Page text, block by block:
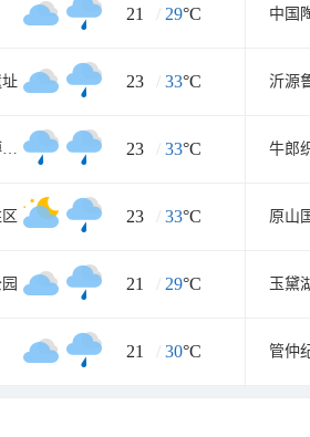
21 / 29°C 中国
23 / 33°C
临淄中国古车博物馆 23 / 33°C 牛郎
23 / 33°C 原山
21 / 29°C
21 / 30°C 管仲